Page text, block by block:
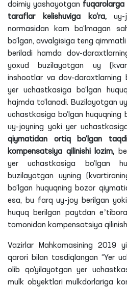
doimiy yashayotgan fuqarolarga
taraflar kelishuviga ko‘ra,uy-
normasidan kam bo‘lmagan
bo‘lgan, avvalgisiga teng
beriladi hamda dov-
yoxud buzilayotgan uy
inshootlar va dov-daraxtlarning
yer uchastkasiga bo‘lgan
hajmda to‘lanadi. Buzilayotgan
uchastkasiga bo‘lgan
uy-joyning yoki yer
qiymatidan ortiq bo‘lgan
kompensatsiya qilinishi lozim,
yer uchastkasiga bo‘lgan
buzilayotgan uyning
bo‘lgan huquqning bozor
esa, bu farq uy-joy berilgan
huquq berilgan paytdan
tomonidan kompensatsiya
Vazirlar Mahkamasining 2019
qarori bilan tasdiqlangan “Yer
olib qo‘yilayotgan yer
mulk obyektlari mulkdorlariga